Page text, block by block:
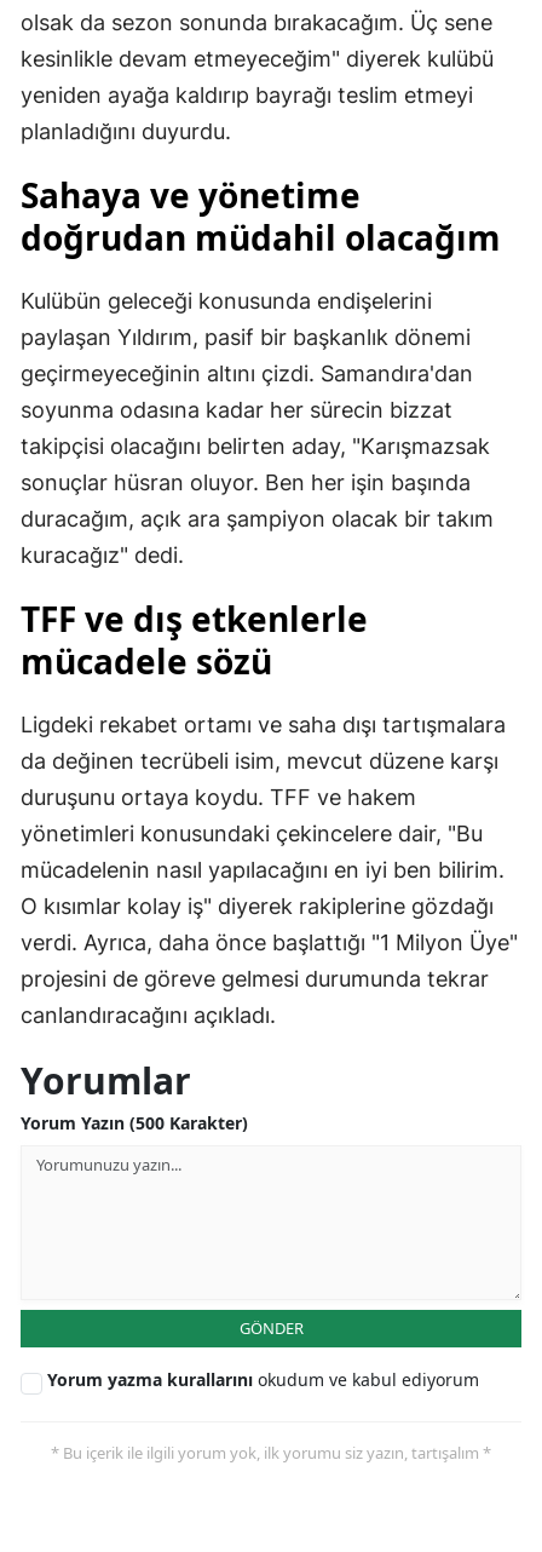
olsak da sezon sonunda bırakacağım. Üç sene
kesinlikle devam etmeyeceğim" diyerek kulübü
yeniden ayağa kaldırıp bayrağı teslim etmeyi
planladığını duyurdu.
Sahaya ve yönetime
doğrudan müdahil olacağım
Kulübün geleceği konusunda endişelerini
paylaşan Yıldırım, pasif bir başkanlık dönemi
geçirmeyeceğinin altını çizdi. Samandıra'dan
soyunma odasına kadar her sürecin bizzat
takipçisi olacağını belirten aday, "Karışmazsak
sonuçlar hüsran oluyor. Ben her işin başında
duracağım, açık ara şampiyon olacak bir takım
kuracağız" dedi.
TFF ve dış etkenlerle
mücadele sözü
Ligdeki rekabet ortamı ve saha dışı tartışmalara
da değinen tecrübeli isim, mevcut düzene karşı
duruşunu ortaya koydu. TFF ve hakem
yönetimleri konusundaki çekincelere dair, "Bu
mücadelenin nasıl yapılacağını en iyi ben bilirim.
O kısımlar kolay iş" diyerek rakiplerine gözdağı
verdi. Ayrıca, daha önce başlattığı "1 Milyon Üye"
projesini de göreve gelmesi durumunda tekrar
canlandıracağını açıkladı.
Yorumlar
Yorum Yazın (500 Karakter)
GÖNDER
Yorum yazma kurallarını okudum ve kabul ediyorum
* Bu içerik ile ilgili yorum yok, ilk yorumu siz yazın, tartışalım *